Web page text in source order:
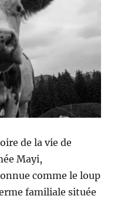
de la vie de
Mayi,
comme le loup
familiale située